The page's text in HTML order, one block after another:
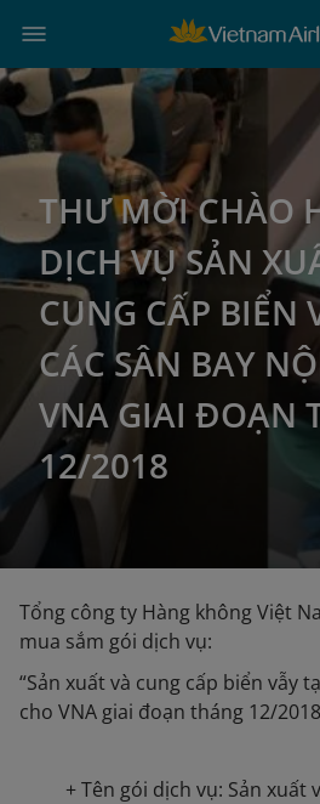
THƯ MỜI CHÀO
DỊCH VỤ SẢN
CUNG CẤP BIỂN
CÁC SÂN BAY
VNA GIAI ĐOẠN
12/2018
Tổng công ty Hàng không Việt
mua sắm gói dịch vụ:
“Sản xuất và cung cấp biển vẫy
cho VNA giai đoạn tháng 12/
+ Tên gói dịch vụ: Sản xuất